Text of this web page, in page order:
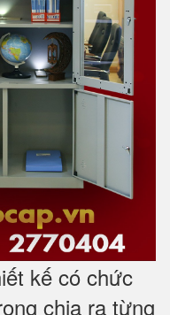
kế có chức
chia ra từng